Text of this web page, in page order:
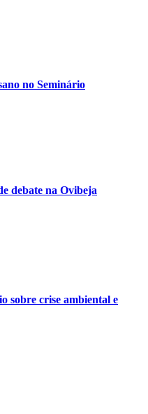
no Seminário
debate na Ovibeja
sobre crise ambiental e